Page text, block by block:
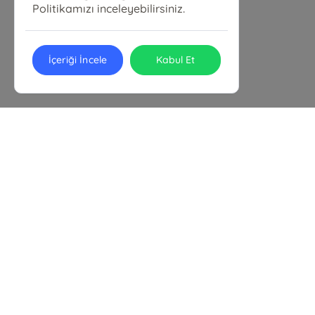
Politikamızı inceleyebilirsiniz.
İçeriği İncele Kabul Et